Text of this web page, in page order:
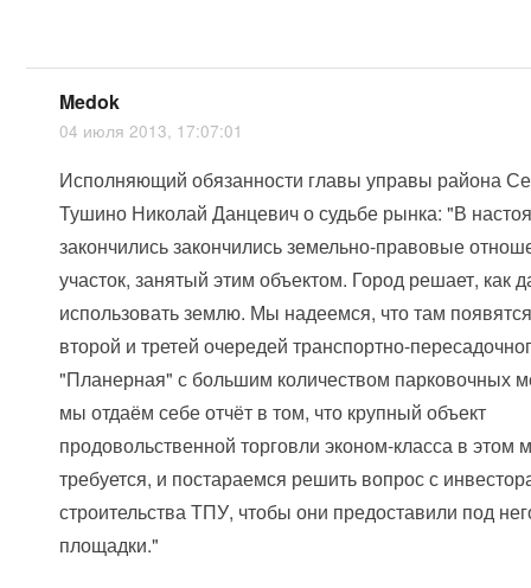
Medok
04 июля 2013, 17:07:01
Исполняющий обязанности главы управы района
Тушино Николай Данцевич о судьбе рынка: "В
закончились закончились земельно-правовые
участок, занятый этим объектом. Город решает, как
использовать землю. Мы надеемся, что там
второй и третей очередей транспортно-
"Планерная" с большим количеством парковочных
мы отдаём себе отчёт в том, что крупный объект
продовольственной торговли эконом-класса в этом
требуется, и постараемся решить вопрос с
строительства ТПУ, чтобы они предоставили под
площадки."